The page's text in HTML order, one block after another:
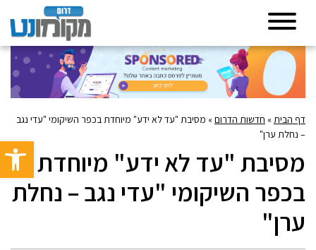
פתח
דף הבית» חדשות הדרום» מסיבת "עד לא ידע" מיוחדת בכפר השיקומי "עדי נגב
– נחלת ערן"
מסיבת "עד לא ידע" מיוחדת
בכפר השיקומי "עדי נגב – נחלת
ערן"